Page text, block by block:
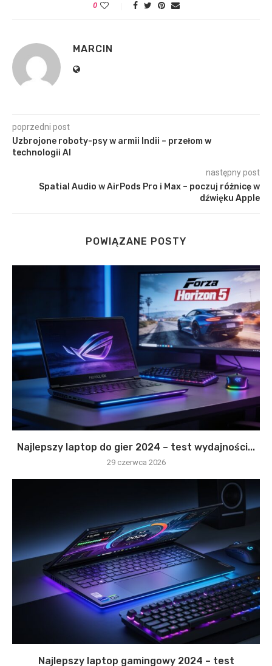
0
MARCIN
poprzedni post
Uzbrojone roboty-psy w armii Indii – przełom w
technologii AI
następny post
Spatial Audio w AirPods Pro i Max – poczuj różnicę w
dźwięku Apple
POWIĄZANE POSTY
Najlepszy laptop do gier 2024 – test wydajności...
29 czerwca 2026
Najlepszy laptop gamingowy 2024 – test